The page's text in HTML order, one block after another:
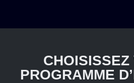
CHOISISSEZ
PROGRAMME